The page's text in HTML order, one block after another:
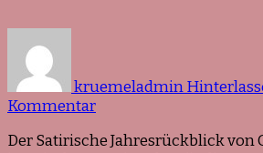
kruemeladmin
Kommentarzu
Gerald
Der Satirische Jahresrückblick von